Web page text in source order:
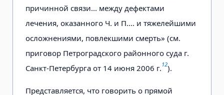
причинной связи... между дефектами
лечения, оказанного Ч. и П.... и тяжелейшими
осложнениями, повлекшими смерть» (см.
приговор Петроградского районного суда г.
Санкт-Петербурга от 14 июня 2006 г.12).
Представляется, что говорить о прямой